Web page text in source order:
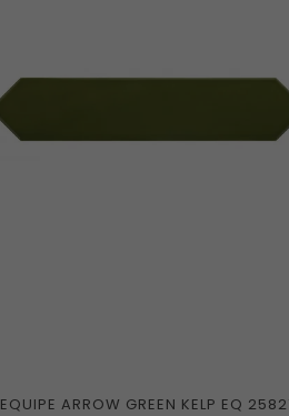
EQUIPE ARROW GREEN KELP EQ